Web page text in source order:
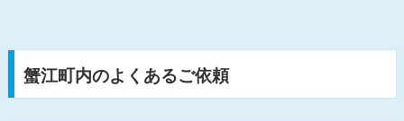
蟹江町内のよくあるご依頼